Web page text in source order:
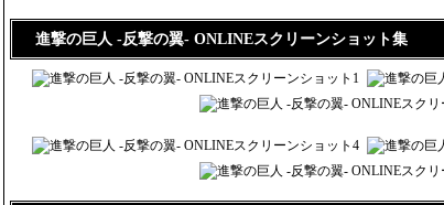
進撃の巨人 -反撃の翼- ONLINEスクリーンショット集